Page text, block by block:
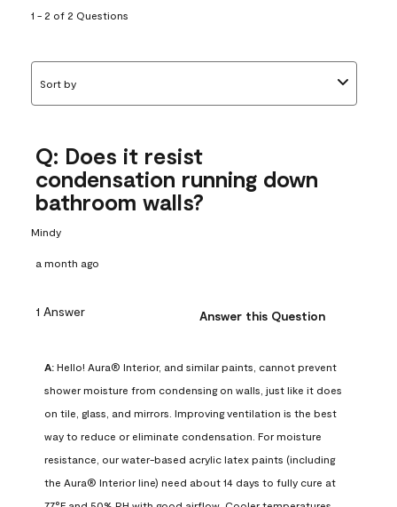
1 - 2 of 2 Questions
Sort by
Q: Does it resist
condensation running down
bathroom walls?
Mindy
a month ago
1 Answer Answer this Question
A: Hello! Aura® Interior, and similar paints, cannot prevent
shower moisture from condensing on walls, just like it does
on tile, glass, and mirrors. Improving ventilation is the best
way to reduce or eliminate condensation. For moisture
resistance, our water-based acrylic latex paints (including
the Aura® Interior line) need about 14 days to fully cure at